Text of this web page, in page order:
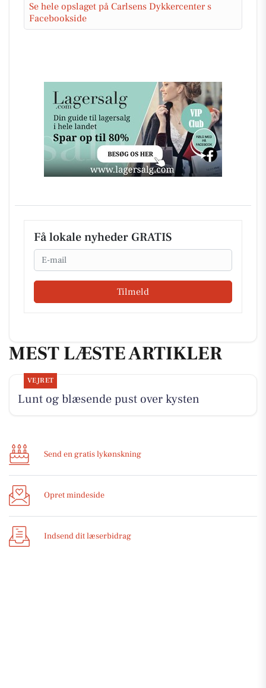
Se hele opslaget på Carlsens Dykkercenter s
Facebookside
Få lokale nyheder GRATIS
Email
Tilmeld
MEST LÆSTE ARTIKLER
VEJRET
Lunt og blæsende pust over kysten
Send en gratis lykønskning
Opret mindeside
Indsend dit læserbidrag